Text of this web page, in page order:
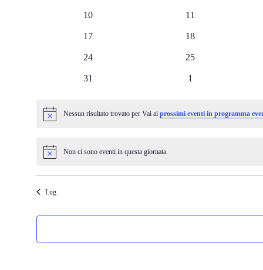
010
011
017
018
0
24
0
25
0
31
01
Notice Nessun risultato trovato per Vai ai prossimi eventi in programma
Notice Non ci sono eventi in questa giornata.
Lug